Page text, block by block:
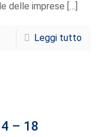
delle imprese […]
Leggi tutto
– 18